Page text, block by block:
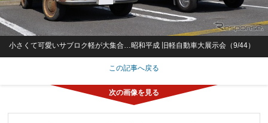
小さくて可愛いサブロク軽が大集合…昭和平成 旧軽自動車大展示会（9/44）
この記事へ戻る